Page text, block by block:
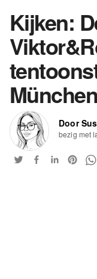
Kijken:
München
Door
bezig met